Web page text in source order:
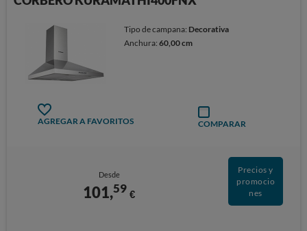
Tipo de campana: Decorativa
Anchura:60,00 cm
AGREGAR A FAVORITOS COMPARAR
Desde
101,59 €
Precios y
promocio
nes